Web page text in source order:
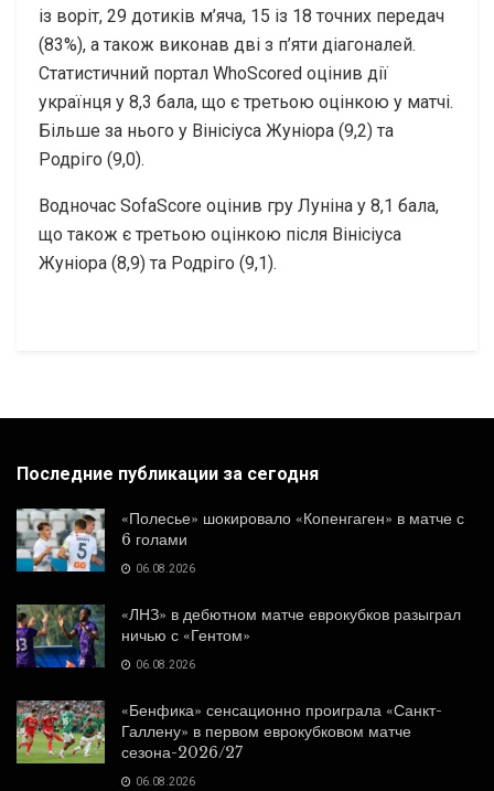
із воріт, 29 дотиків м’яча, 15 із 18 точних передач
(83%), а також виконав дві з п’яти діагоналей.
Статистичний портал WhoScored оцінив дії
українця у 8,3 бала, що є третьою оцінкою у матчі.
Більше за нього у Вінісіуса Жуніора (9,2) та
Родріго (9,0).
Водночас SofaScore оцінив гру Луніна у 8,1 бала,
що також є третьою оцінкою після Вінісіуса
Жуніора (8,9) та Родріго (9,1).
Последние публикации за сегодня
«Полесье» шокировало «Копенгаген» в матче с
6 голами
06.08.2026
«ЛНЗ» в дебютном матче еврокубков разыграл
ничью с «Гентом»
06.08.2026
«Бенфика» сенсационно проиграла «Санкт-
Галлену» в первом еврокубковом матче
сезона-2026/27
06.08.2026